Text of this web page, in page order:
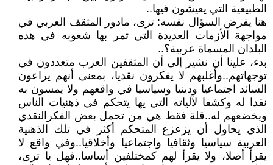
الطبيعية التي يعيشون فيها..
هنا يفرض السؤال نفسه: ترى، مادور المثقف العربي في
مواجهة الأزمات العديدة التي تمر بها شعوبه في هذه
البلدان المسماة عربية؟..
بدء، علينا أن نشير إلى أن المثقفين العرب متعددون في
توجهاتهم..وأغلبهم لا يفكرون نقديا، بمعنى أنهم يراعون
السائد اجتماعيا ودينيا وسياسيا في واقعهم ولا يمسون به
نقدا له وكشفا لآلياته التي يها يتحكم في ذهنيات الناس
ويخضعهم له..قلة فقط هي من تحمل بعض الفكرالنقدي
الذي يحاول أن يزعزع المتحكم أكثر في تلك الذهنية
العربية سياسيا وثقافيا واجتماعيا وأخلاقيا..وفي واقع لا
يقرأ أصلا، ولا يقرأ لهم كمختلفين أساسا..فهل يا ترى،